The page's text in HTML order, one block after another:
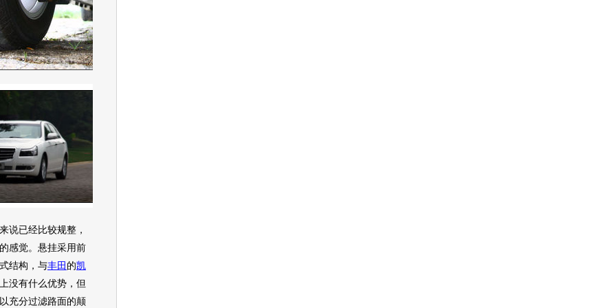
说已经比较规整，
感觉。悬挂采用前
结构，与丰田 的凯
没有什么优势，但
充分过滤路面的颠